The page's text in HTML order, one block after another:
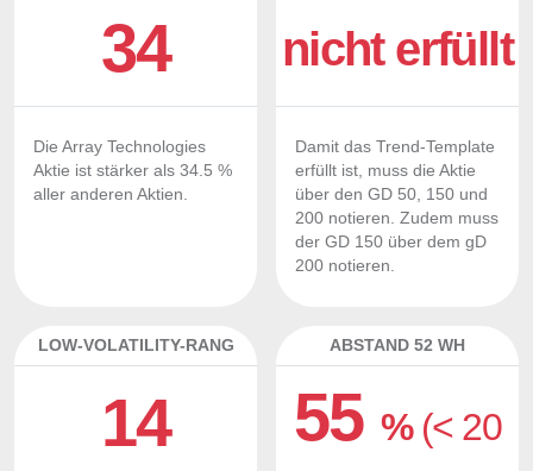
34
Die Array Technologies
Aktie ist stärker als 34.5 %
aller anderen Aktien.
nicht erfüllt
Damit das Trend-Template
erfüllt ist, muss die Aktie
über den GD 50, 150 und
200 notieren. Zudem muss
der GD 150 über dem gD
200 notieren.
LOW-VOLATILITY-RANG
14
ABSTAND 52 WH
55% (< 20